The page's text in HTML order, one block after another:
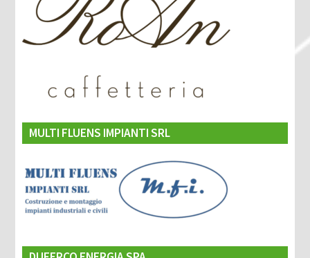
MULTI FLUENS IMPIANTI SRL